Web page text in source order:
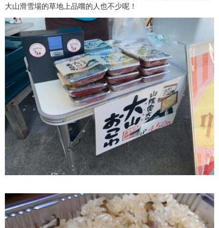
大山滑雪場的草地上品嚐的人也不少呢！